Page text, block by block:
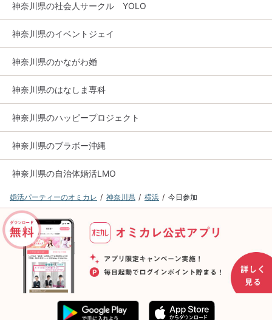
神奈川県の社会人サークル YOLO
神奈川県のイベントジェイ
神奈川県のかながわ婚
神奈川県のはなしま専科
神奈川県のハッピープロジェクト
神奈川県のブラボー沖縄
神奈川県の自治体婚活LMO
婚活パーティーのオミカレ 神奈川県 横浜 今日参加